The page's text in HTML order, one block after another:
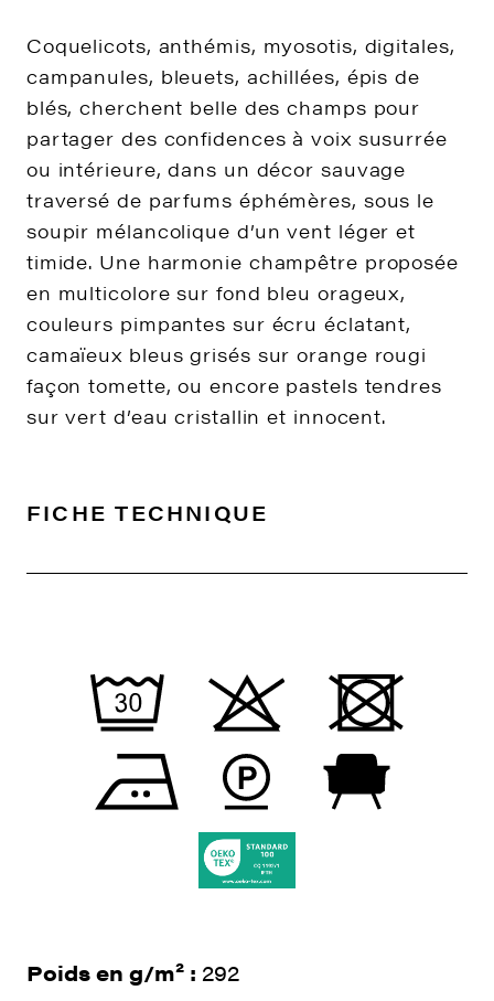
Coquelicots, anthémis, myosotis, digitales,
campanules, bleuets, achillées, épis de
blés, cherchent belle des champs pour
partager des confidences à voix susurrée
ou intérieure, dans un décor sauvage
traversé de parfums éphémères, sous le
soupir mélancolique d’un vent léger et
timide. Une harmonie champêtre proposée
en multicolore sur fond bleu orageux,
couleurs pimpantes sur écru éclatant,
camaïeux bleus grisés sur orange rougi
façon tomette, ou encore pastels tendres
sur vert d’eau cristallin et innocent.
FICHE TECHNIQUE
Poids en g/m² : 292